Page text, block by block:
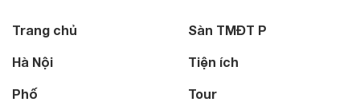
Trang chủ
Hà Nội
Phố
Sàn TMĐT P
Tiện ích
Tour